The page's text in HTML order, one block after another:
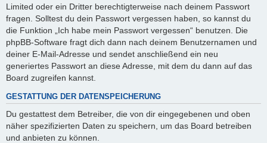
Limited oder ein Dritter berechtigterweise nach deinem Passwort
fragen. Solltest du dein Passwort vergessen haben, so kannst du
die Funktion „Ich habe mein Passwort vergessen“ benutzen. Die
phpBB-Software fragt dich dann nach deinem Benutzernamen und
deiner E-Mail-Adresse und sendet anschließend ein neu
generiertes Passwort an diese Adresse, mit dem du dann auf das
Board zugreifen kannst.
GESTATTUNG DER DATENSPEICHERUNG
Du gestattest dem Betreiber, die von dir eingegebenen und oben
näher spezifizierten Daten zu speichern, um das Board betreiben
und anbieten zu können.